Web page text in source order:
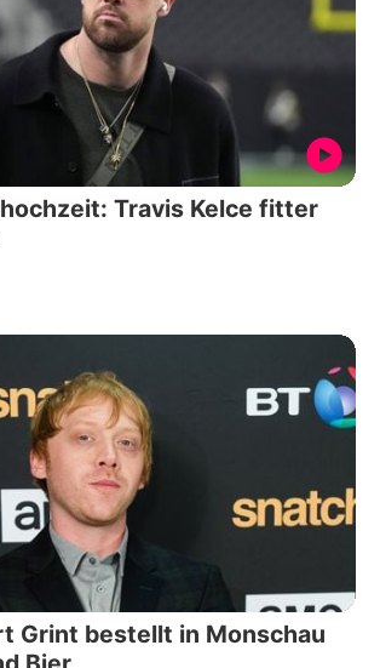
Travis Kelce fitter
Grint bestellt in Monschau